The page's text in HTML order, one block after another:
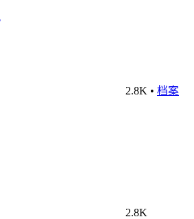
2.8K • 档案
2.8K